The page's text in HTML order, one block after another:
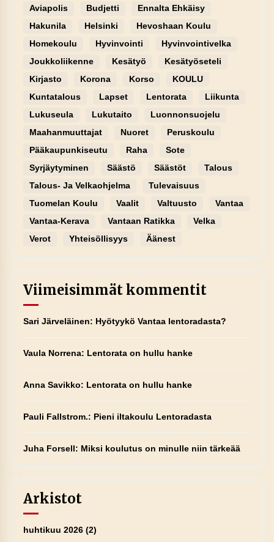
Aviapolis Budjetti
Ennalta Ehkäisy
Hakunila
Helsinki
Hevoshaan Koulu
Homekoulu
Hyvinvointi
Hyvinvointivelka
Joukkoliikenne
Kesätyö
Kesätyöseteli
Kirjasto
Korona Korso
KOULU
Kuntatalous
Lapset Lentorata
Liikunta
Lukuseula
Lukutaito
Luonnonsuojelu
Maahanmuuttajat
Nuoret
Peruskoulu
Pääkaupunkiseutu
Raha
Sote
Syrjäytyminen
Säästö Säästöt
Talous
Talous- Ja Velkaohjelma
Tulevaisuus
Tuomelan Koulu
Vaalit Valtuusto
Vantaa
Vantaa-Kerava
Vantaan Ratikka
Velka
Verot
Yhteisöllisyys Äänest
Viimeisimmät kommentit
Sari Järveläinen: Hyötyykö Vantaa lentoradasta?
Vaula Norrena: Lentorata on hullu hanke
Anna Savikko: Lentorata on hullu hanke
Pauli Fallstrom.: Pieni iltakoulu Lentoradasta
Juha Forsell: Miksi koulutus on minulle niin tärkeää
Arkistot
huhtikuu 2026(2)